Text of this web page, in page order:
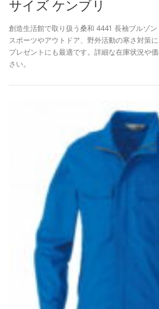
サイズ ケンブリ
創造生活館で取り扱う桑和 4441 長袖ブルゾン
スポーツやアウトドア、野外活動の寒さ対策
プレゼントにも最適です。詳細な在庫状況や
さい。